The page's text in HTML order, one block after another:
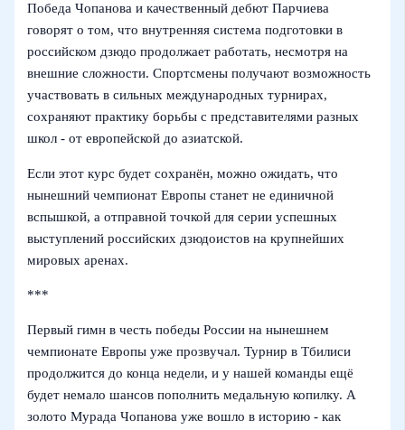
Победа Чопанова и качественный дебют Парчиева
говорят о том, что внутренняя система подготовки в
российском дзюдо продолжает работать, несмотря на
внешние сложности. Спортсмены получают возможность
участвовать в сильных международных турнирах,
сохраняют практику борьбы с представителями разных
школ - от европейской до азиатской.
Если этот курс будет сохранён, можно ожидать, что
нынешний чемпионат Европы станет не единичной
вспышкой, а отправной точкой для серии успешных
выступлений российских дзюдоистов на крупнейших
мировых аренах.
***
Первый гимн в честь победы России на нынешнем
чемпионате Европы уже прозвучал. Турнир в Тбилиси
продолжится до конца недели, и у нашей команды ещё
будет немало шансов пополнить медальную копилку. А
золото Мурада Чопанова уже вошло в историю - как